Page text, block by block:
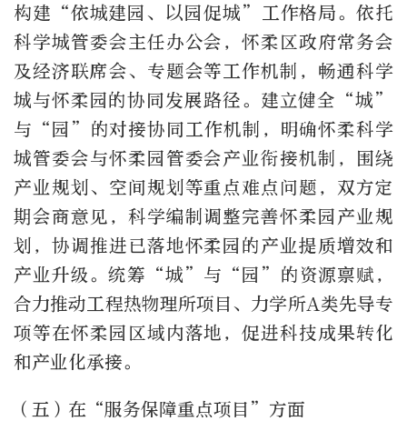
构建“依城建园、以园促城”工作格局。依托
科学城管委会主任办公会，怀柔区政府常务会
及经济联席会、专题会等工作机制，畅通科学
城与怀柔园的协同发展路径。建立健全“城”
与“园”的对接协同工作机制，明确怀柔科学
城管委会与怀柔园管委会产业衔接机制，围绕
产业规划、空间规划等重点难点问题，双方定
期会商意见，科学编制调整完善怀柔园产业规
划，协调推进已落地怀柔园的产业提质增效和
产业升级。统筹“城”与“园”的资源禀赋，
合力推动工程热物理所项目、力学所A类先导专
项等在怀柔园区域内落地，促进科技成果转化
和产业化承接。
（五）在“服务保障重点项目”方面